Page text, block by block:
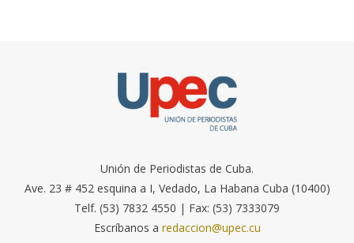
Unión de Periodistas de Cuba.
Ave. 23 # 452 esquina a I, Vedado, La Habana Cuba (10400)
Telf. (53) 7832 4550 | Fax: (53) 7333079
Escríbanos a redaccion@upec.cu